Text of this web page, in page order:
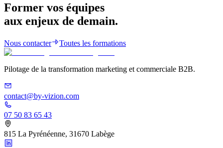
Former vos équipes
aux enjeux de demain.
Nous contacter Toutes les formations
Pilotage de la transformation marketing et commerciale B2B.
contact@by-vizion.com
07 50 83 65 43
815 La Pyrénéenne, 31670 Labège